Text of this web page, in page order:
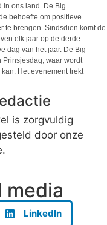
in ons land. De Big
behoefte om positieve
te brengen. Sindsdien komt de
elk jaar op de derde
dag van het jaar. De Big
Prinsjesdag, waar wordt
Het evenement trekt
is zorgvuldig
door onze
media
LinkedIn